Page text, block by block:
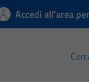
Accedi all'area